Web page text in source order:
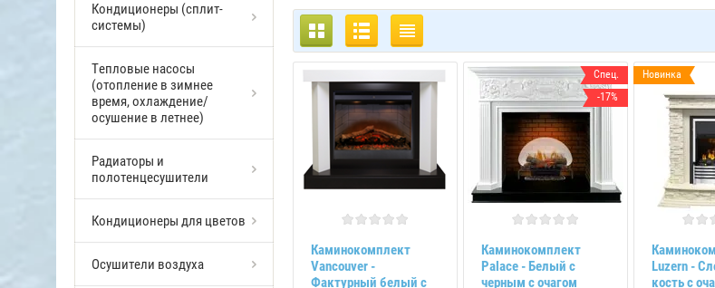
Кондиционеры (сплит-
системы)
Тепловые насосы
(отопление в зимнее
время, охлаждение/
осушение в летнее)
Радиаторы и
полотенцесушители
Кондиционеры для цветов
Осушители воздуха
Каминокомплект
Vancouver -
Фактурный белый с
Спец.
-17%
Каминокомплект
Palace - Белый с
черным с очагом
Новинка
Luzern -
кость с